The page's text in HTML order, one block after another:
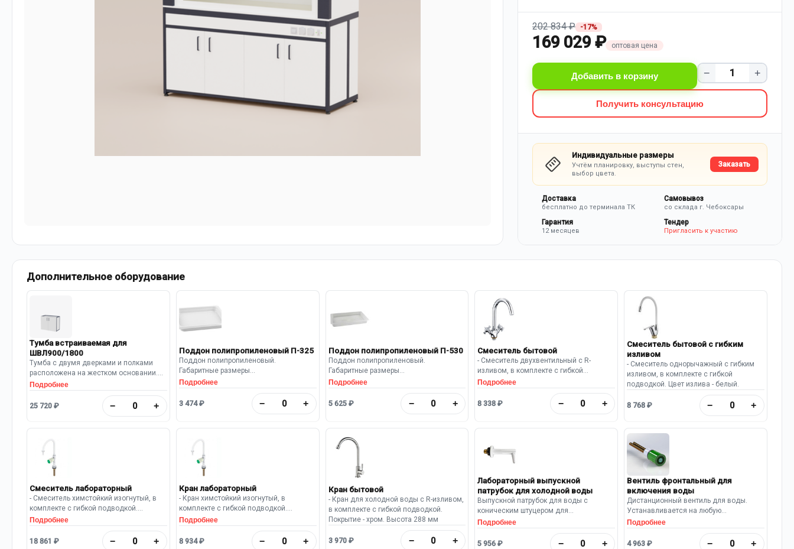
202 834 ₽ -17%
169 029 ₽ оптовая цена
Добавить в корзину − +
Получить консультацию
Индивидуальные размеры
Учтём планировку, выступы стен,
выбор цвета.
Заказать
Доставка
бесплатно до терминала ТК
Самовывоз
со склада г. Чебоксары
Гарантия
12 месяцев
Тендер
Пригласить к участию
Дополнительное оборудование
Тумба встраиваемая для
ШВЛ900/1800
Тумба с двумя дверками и полками
расположена на жестком основании.
Габаритные размеры
(Длина×Глубина×Высота): 845х500х635
мм. Панели тумбы и фасады
двойные типа «сэндвич». На каждой
дверке тумбы установлена вертикально
одна металлическая ручка.
Подробнее
25 720 ₽ − +
Поддон полипропиленовый П-325
Поддон полипропиленовый.
Габаритные размеры
(Длина×Глубина×Высота): 325×265×40
мм. Материал: полипропилен белого
цвета. По периметру поддона бортики
Подробнее
3 474 ₽ − +
Поддон полипропиленовый П-530
Поддон полипропиленовый.
Габаритные размеры
(Длина×Глубина×Высота): 530×325×65
мм. Материал: полипропилен белого
цвета. По периметру поддона бортики
Подробнее
5 625 ₽ − +
Смеситель бытовой
- Смеситель двухвентильный с R-
изливом, в комплекте с гибкой
подводкой. Покрытие - хром. Высота
317 мм
Подробнее
8 338 ₽ − +
Смеситель бытовой с гибким
изливом
- Смеситель однорычажный с гибким
изливом, в комплекте с гибкой
подводкой. Цвет излива - белый.
8 768 ₽ − +
Смеситель лабораторный
- Смеситель химстойкий изогнутый, в
комплекте с гибкой подводкой.
Устойчив к воздействию кислот.
Максимальное рабочее давление: 10
Бар.
Подробнее
18 861 ₽ − +
Кран лабораторный
- Кран химстойкий изогнутый, в
комплекте с гибкой подводкой.
Устойчив к воздействию кислот.
Максимальное рабочее давление: 10
Бар.
Подробнее
8 934 ₽ − +
Кран бытовой
- Кран для холодной воды с R-изливом,
в комплекте с гибкой подводкой.
Покрытие - хром. Высота 288 мм
3 970 ₽ − +
Лабораторный выпускной
патрубок для холодной воды
Выпускной патрубок для воды с
коническим штуцером для
подключения шлангов. Выполнен из
латуни, покрытой порошковой краской.
Подробнее
5 956 ₽ − +
Вентиль фронтальный для
включения воды
Дистанционный вентиль для воды.
Устанавливается на любую
поверхность в удобном для оператора
месте. Обычно используется в
комплекте с Выпускным патрубком.
Подробнее
4 963 ₽ − +